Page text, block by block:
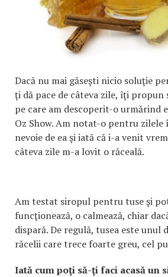
Dacă nu mai găseşti nicio soluţie
ţi dă pace de câteva zile, îţi propun
pe care am descoperit-o urmărind
Oz Show. Am notat-o pentru zilele
nevoie de ea şi iată că i-a venit
câteva zile m-a lovit o răceală.
Am testat siropul pentru tuse şi
funcţionează, o calmează, chiar
dispară. De regulă, tusea este
răcelii care trece foarte greu, cel
Iată cum poţi să-ţi faci acasă un